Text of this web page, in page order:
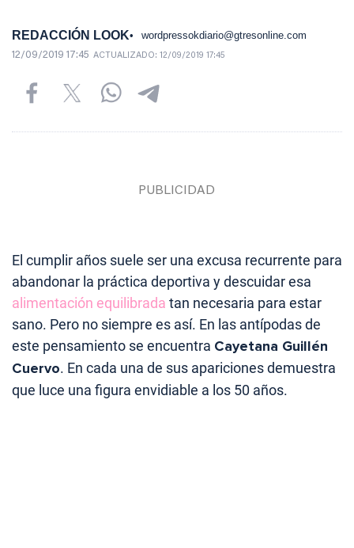
REDACCIÓN LOOK wordpressokdiario@gtresonline.com
12/09/2019 17:45 ACTUALIZADO: 12/09/2019 17:45
El cumplir años suele ser una excusa recurrente para
abandonar la práctica deportiva y descuidar esa
alimentación equilibrada tan necesaria para estar
sano. Pero no siempre es así. En las antípodas de
este pensamiento se encuentra Cayetana Guillén
Cuervo. En cada una de sus apariciones demuestra
que luce una figura envidiable a los 50 años.